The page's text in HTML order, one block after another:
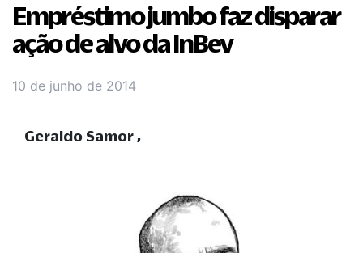
Empréstimo jumbo faz disparar
ação de alvo da InBev
10 de junho de 2014
Geraldo Samor